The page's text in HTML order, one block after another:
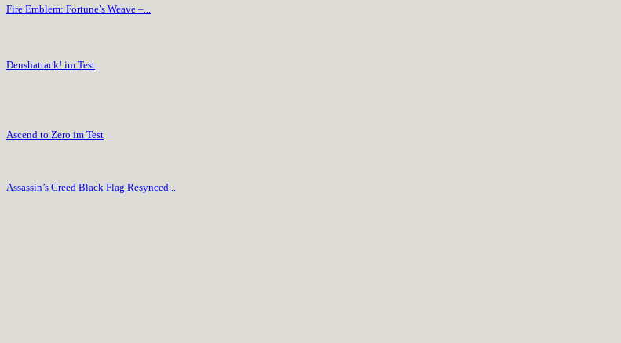
Fire Emblem: Fortune’s Weave –...
Denshattack! im Test
Ascend to Zero im Test
Assassin’s Creed Black Flag Resynced...